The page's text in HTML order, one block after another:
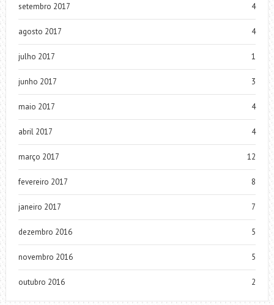
setembro 2017 4
agosto 2017 4
julho 2017 1
junho 2017 3
maio 2017 4
abril 2017 4
março 2017 12
fevereiro 2017 8
janeiro 2017 7
dezembro 2016 5
novembro 2016 5
outubro 2016 2